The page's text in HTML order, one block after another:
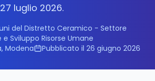
luglio 2026.
del Distretto Ceramico - Settore
Sviluppo Risorse Umane
Modena
Pubblicato il 26 giugno 2026